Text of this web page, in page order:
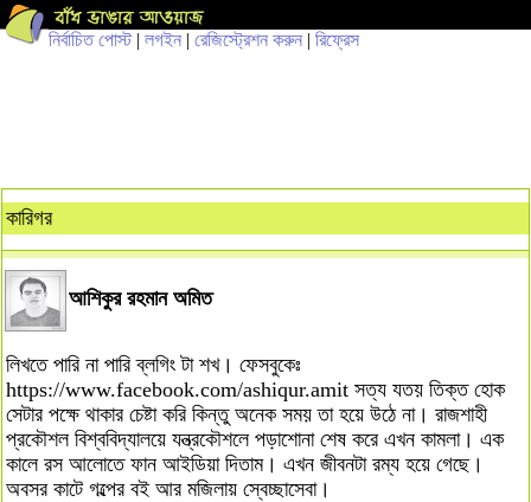
নির্বাচিত পোস্ট| লগইন | রেজিস্ট্রেশন করুন | রিফ্রেস
কারিগর
আশিকুর রহমান অমিত
লিখতে পারি না পারি ব্লগিং টা শখ। ফেসবুকেঃ
https://www.facebook.com/ashiqur.amit সত্য যতয় তিক্ত হোক
সেটার পক্ষে থাকার চেষ্টা করি কিন্তু অনেক সময় তা হয়ে উঠে না। রাজশাহী
প্রকৌশল বিশ্ববিদ্যালয়ে যন্ত্রকৌশলে পড়াশোনা শেষ করে এখন কামলা। এক
কালে রস আলোতে ফান আইডিয়া দিতাম। এখন জীবনটা রম্য হয়ে গেছে।
অবসর কাটে গল্পের বই আর মজিলায় স্বেচ্ছাসেবা।